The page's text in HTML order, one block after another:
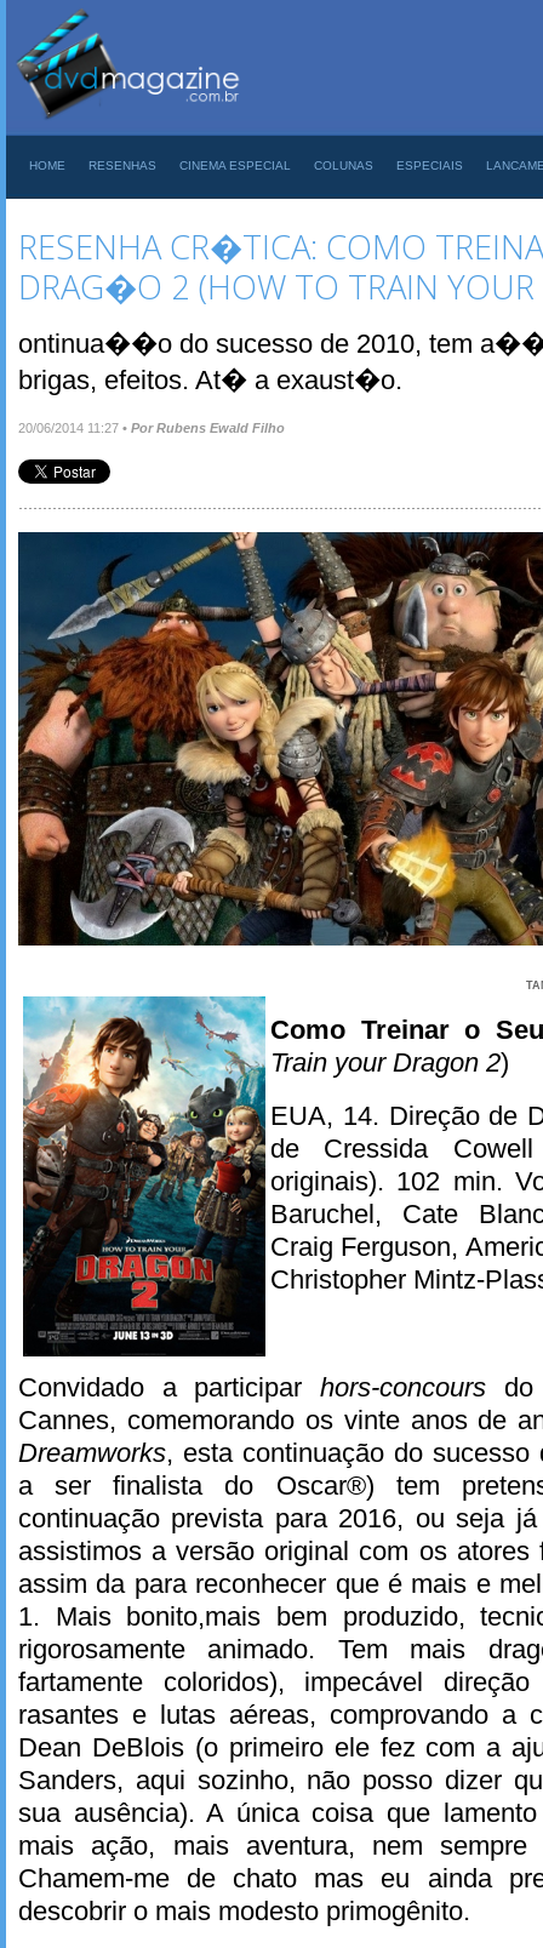
HOME RESENHAS CINEMA ESPECIAL COLUNAS ESPECIAIS
RESENHA CR�TICA: COMO
DRAG�O 2 (HOW TO TRAIN
ontinua��o do sucesso de 2010, tem
brigas, efeitos. At� a exaust�o.
20/06/2014 11:27 • Por Rubens Ewald Filho
Como Treinar o
Train your Dragon 2)
EUA, 14. Direção de
de Cressida
originais). 102 min.
Baruchel, Cate
Craig Ferguson,
Christopher Mintz-
Convidado a participarhors-concours do
Cannes, comemorando os vinte anos de
Dreamworks, esta continuação do sucesso
a ser finalista do Oscar®) tem
continuação prevista para 2016, ou seja
assistimos a versão original com os atores
assim da para reconhecer que é mais e
1. Mais bonito,mais bem produzido,
rigorosamente animado. Tem mais
fartamente coloridos), impecável
rasantes e lutas aéreas, comprovando a
Dean DeBlois (o primeiro ele fez com a
Sanders, aqui sozinho, não posso dizer
sua ausência). A única coisa que
mais ação, mais aventura, nem
Chamem-me de chato mas eu ainda
descobrir o mais modesto primogênito.